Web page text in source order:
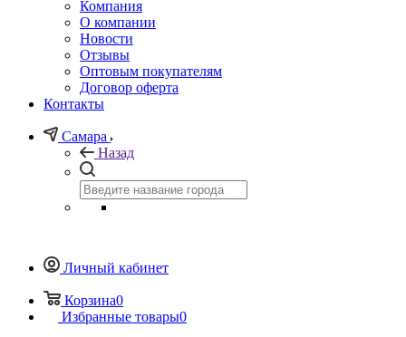
Компания
О компании
Новости
Отзывы
Оптовым покупателям
Договор оферта
Контакты
Самара
Назад
Личный кабинет
Корзина0
Избранные товары0